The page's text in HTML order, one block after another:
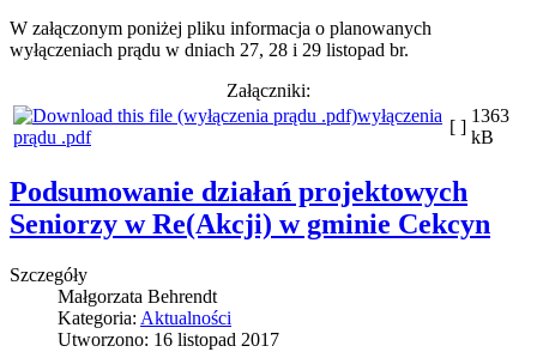
W załączonym poniżej pliku informacja o planowanych
wyłączeniach prądu w dniach 27, 28 i 29 listopad br.
Załączniki:
wyłączenia
prądu .pdf
[ ]
1363
kB
Podsumowanie działań projektowych
Seniorzy w Re(Akcji) w gminie Cekcyn
Szczegóły
Małgorzata Behrendt
Kategoria: Aktualności
Utworzono: 16 listopad 2017